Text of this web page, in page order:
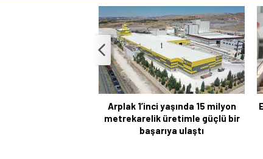
çıkacak”
Metan gazından
Kanser hastası
kursuna yazıldı
Arplak 1’inci yaşında 15 milyon
metrekarelik üretimle güçlü bir
başarıya ulaştı